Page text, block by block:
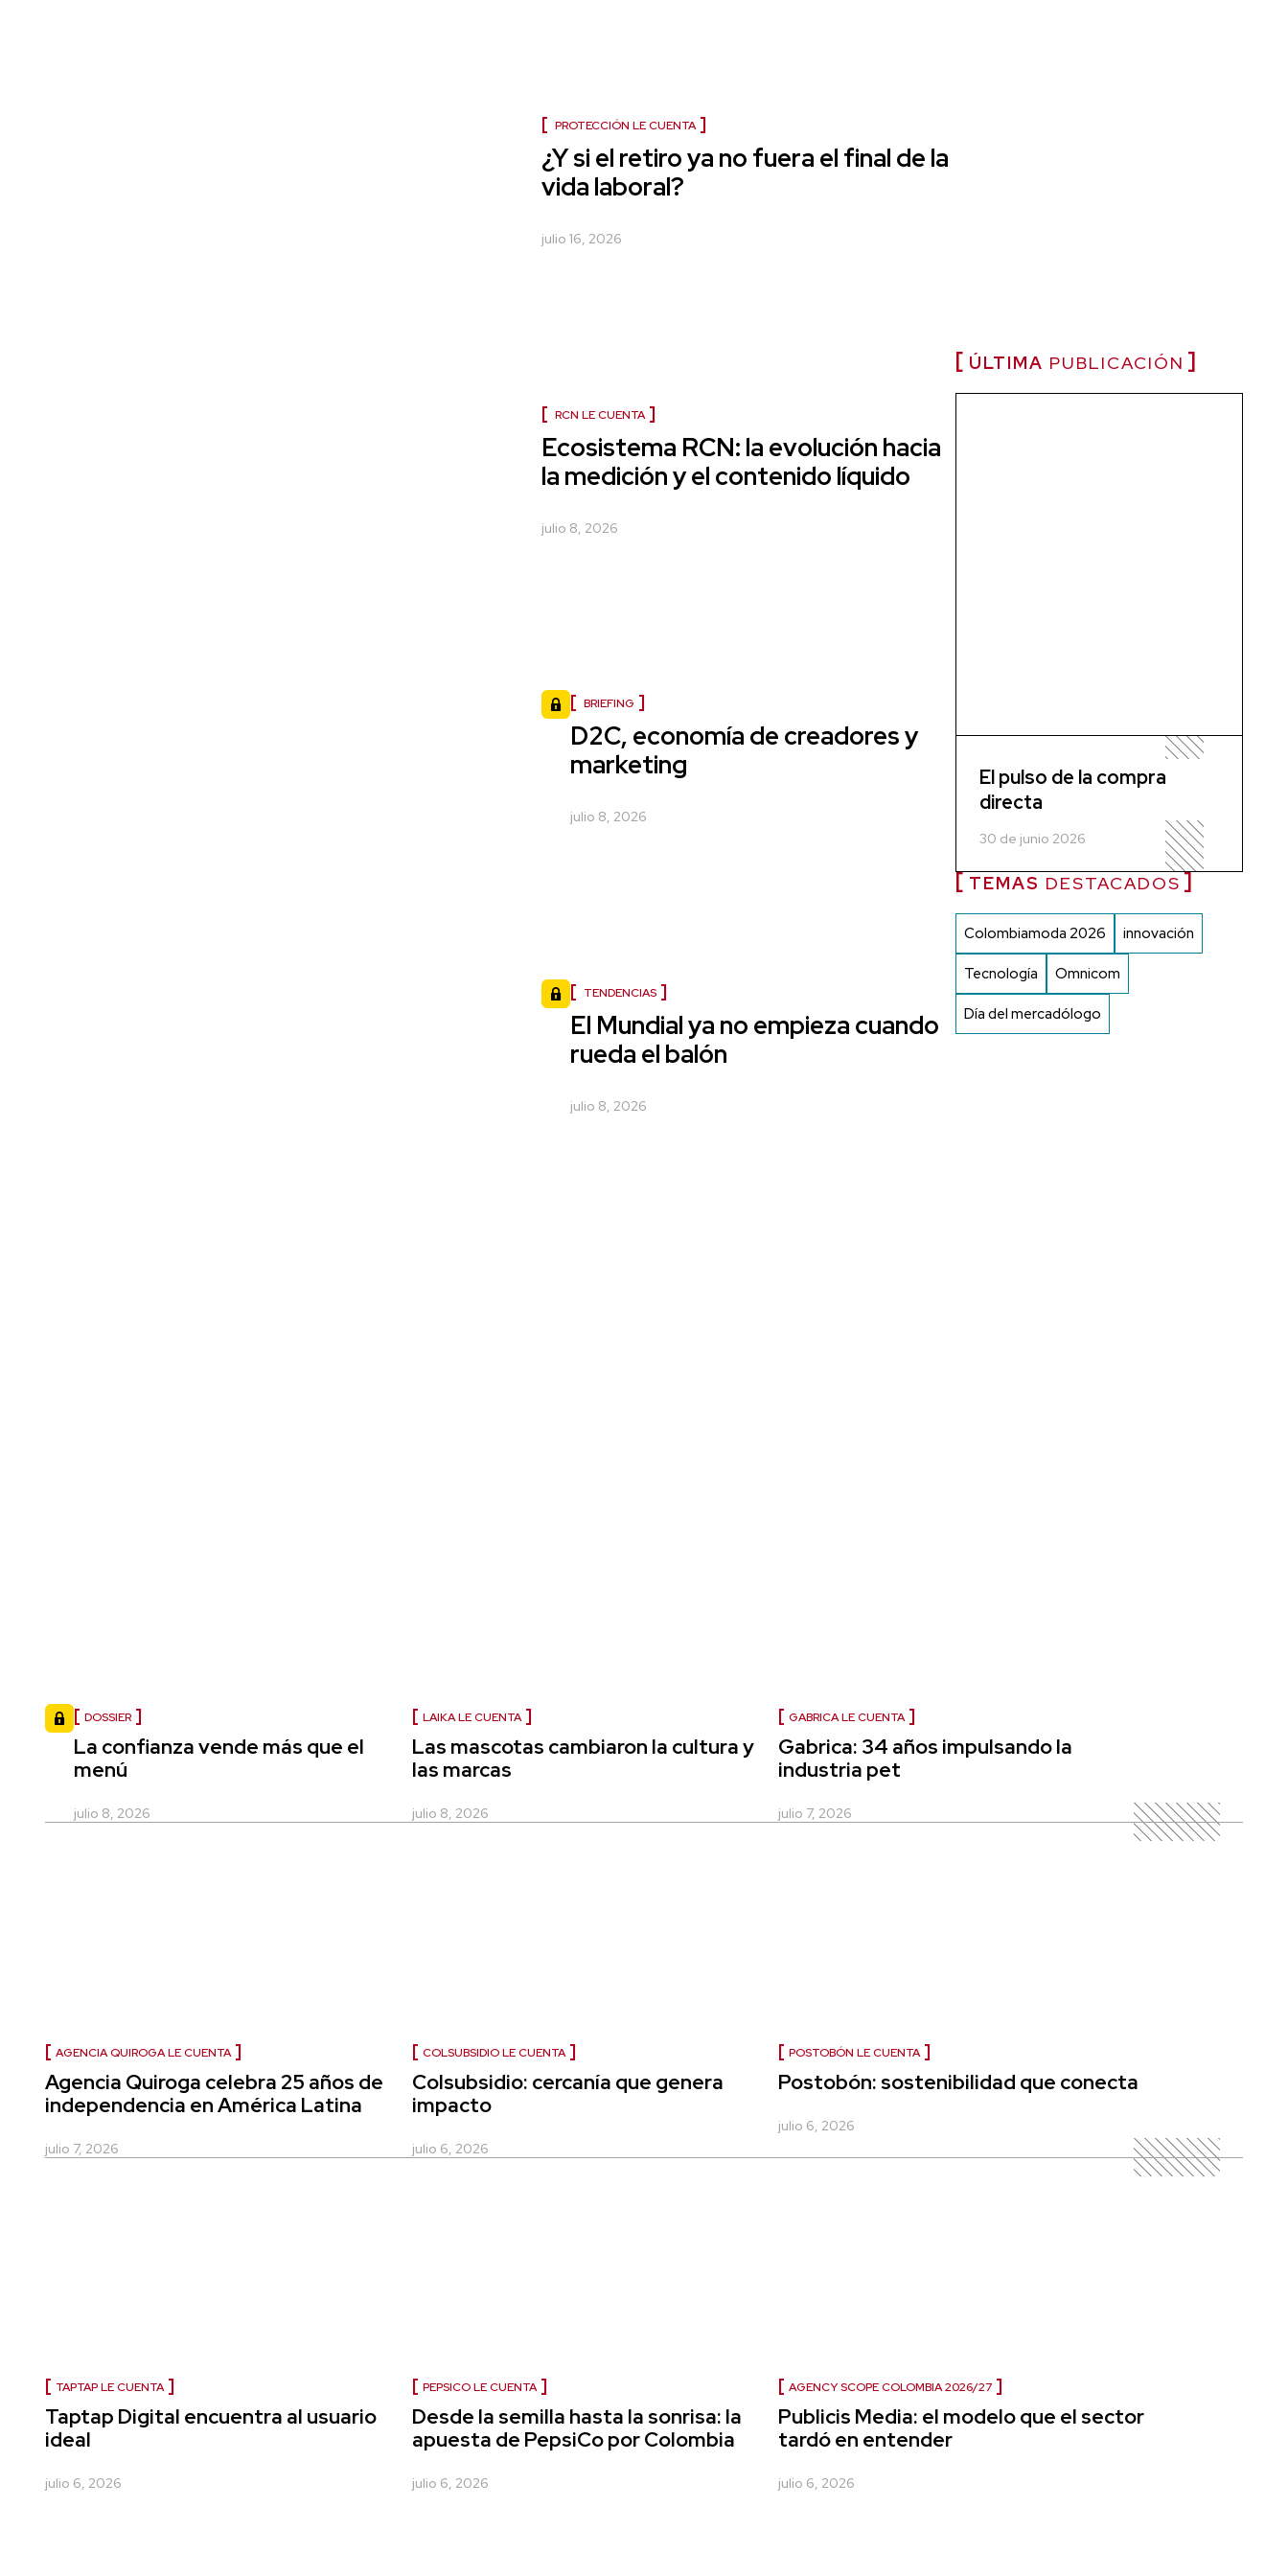
PROTECCIÓN LE CUENTA
¿Y si el retiro ya no fuera el final de la
vida laboral?
julio 16, 2026
RCN LE CUENTA
Ecosistema RCN: la evolución hacia
la medición y el contenido líquido
julio 8, 2026
BRIEFING
D2C, economía de creadores y
marketing
julio 8, 2026
TENDENCIAS
El Mundial ya no empieza cuando
rueda el balón
julio 8, 2026
ÚLTIMA PUBLICACIÓN
El pulso de la compra
directa
30 de junio 2026
TEMAS DESTACADOS
Colombiamoda 2026 innovación
Tecnología Omnicom
Día del mercadólogo
DOSSIER
La confianza vende más que el
menú
julio 8, 2026
LAIKA LE CUENTA
Las mascotas cambiaron la cultura y
las marcas
julio 8, 2026
GABRICA LE CUENTA
Gabrica: 34 años impulsando la
industria pet
julio 7, 2026
AGENCIA QUIROGA LE CUENTA
Agencia Quiroga celebra 25 años de
independencia en América Latina
julio 7, 2026
COLSUBSIDIO LE CUENTA
Colsubsidio: cercanía que genera
impacto
julio 6, 2026
POSTOBÓN LE CUENTA
Postobón: sostenibilidad que conecta
julio 6, 2026
TAPTAP LE CUENTA
Taptap Digital encuentra al usuario
ideal
julio 6, 2026
PEPSICO LE CUENTA
Desde la semilla hasta la sonrisa: la
apuesta de PepsiCo por Colombia
julio 6, 2026
AGENCY SCOPE COLOMBIA 2026/27
Publicis Media: el modelo que el sector
tardó en entender
julio 6, 2026